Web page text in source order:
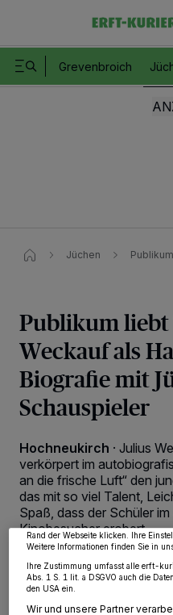
Grevenbroich
Jüchen
Publikum liebt
Weckauf als
Biografie mit
Schauspieler
Hochneukirch · Julius
verkörpert im
an die frische Luft“ den
das mit so viel Talent,
Spaß, dass der Schüler
Kinobesucher erobert.
27.12.2018 , 12:53 Uhr
Wir und unsere218-Partner
von OK aktivieren Sie Tracking-
Partner verarbeiten Daten, um Ihnen
Zwecke. Wenn Tracker deaktiviert
möglicherweise nicht mehr so relevant
wieder aufrufen, um Ihre
widerrufen, indem Sie auf den Link
Rand der Webseite klicken. Ihre
Weitere Informationen finden Sie in
Ihre Zustimmung umfasst alle erft-
Abs. 1 S. 1 lit. a DSGVO auch die
den USA ein.
Wir und unsere Partner